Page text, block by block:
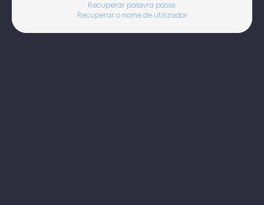
Recuperar palavra passe.
Recuperar o nome de utilizador